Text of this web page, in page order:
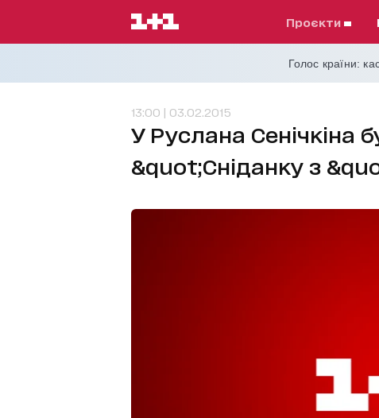
проєкти
Голос країни:
13:00 | 03.02.2015
У Руслана Сенічкіна
&quot;Сніданку з